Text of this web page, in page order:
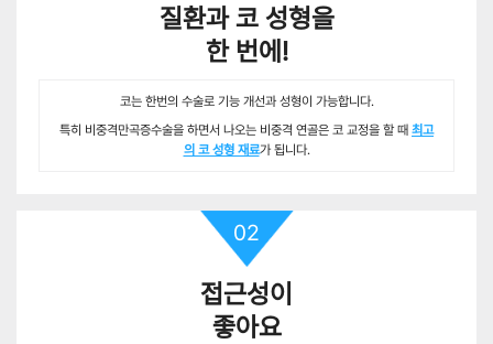
질환과 코 성형을
한 번에!
코는 한번의 수술로 기능 개선과 성형이 가능합니다.
특히 비중격만곡증수술을 하면서 나오는 비중격 연골은 코 교정을 할 때 최고
의 코 성형 재료가 됩니다.
02
접근성이
좋아요